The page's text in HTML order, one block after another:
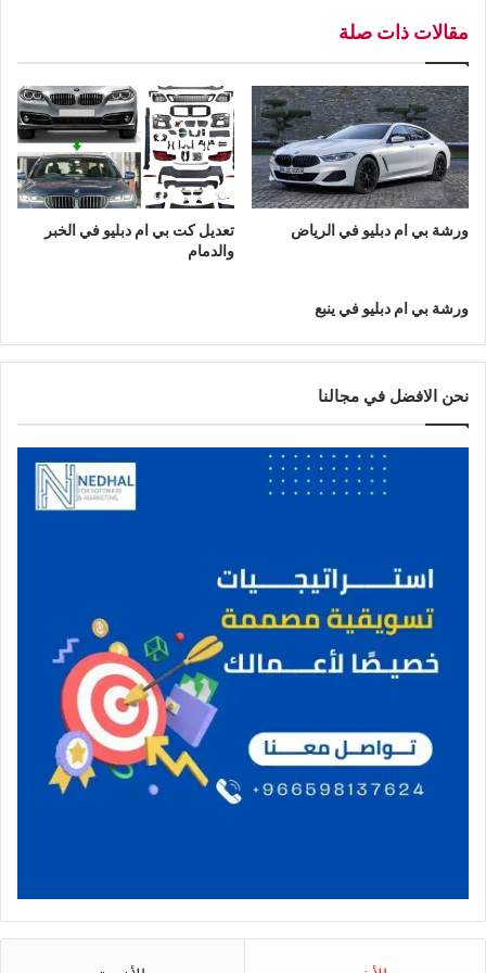
ي
خ
ب
ر
-
ا
د
م
م
ن
ط
مقالات ذات صلة
ورشة بي ام دبليو في الرياض
تعديل كت بي ام دبليو في الخبر
والدمام
ورشة بي ام دبليو في ينبع
نحن الافضل في مجالنا